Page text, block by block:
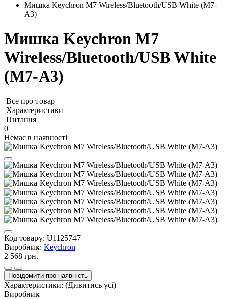
Мишка Keychron M7 Wireless/Bluetooth/USB White (M7-
A3)
Мишка Keychron M7
Wireless/Bluetooth/USB White
(M7-A3)
Все про товар
Характеристики
Питання
0
Немає в наявності
Код товару: U1125747
Виробник: Keychron
2 568 грн.
Повідомити про наявність
Характеристики: (Дивитись усі)
Виробник